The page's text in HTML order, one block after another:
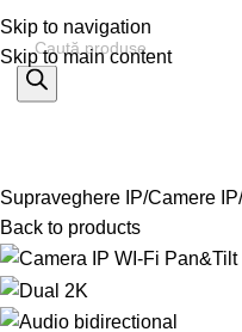
Skip to navigation
Skip to main content
Supraveghere IP Camere IP
Back to products